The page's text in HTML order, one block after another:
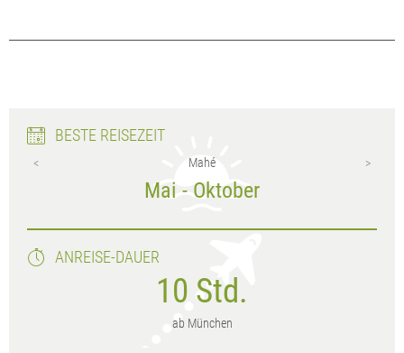
BESTE REISEZEIT
Mahé
Mai - Oktober
ANREISE-DAUER
10 Std.
ab München